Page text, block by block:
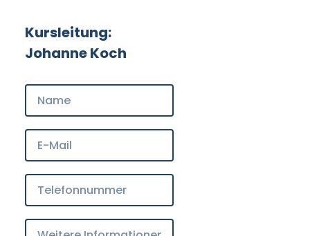
Kursleitung:
Johanne Koch